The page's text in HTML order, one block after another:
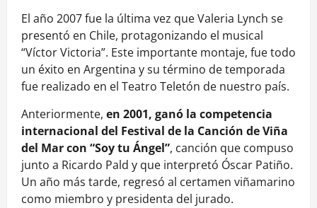
El año 2007 fue la última vez que Valeria Lynch se
presentó en Chile, protagonizando el musical
“Víctor Victoria”. Este importante montaje, fue todo
un éxito en Argentina y su término de temporada
fue realizado en el Teatro Teletón de nuestro país.
Anteriormente, en 2001, ganó la competencia
internacional del Festival de la Canción de Viña
del Mar con “Soy tu Ángel”, canción que compuso
junto a Ricardo Pald y que interpretó Óscar Patiño.
Un año más tarde, regresó al certamen viñamarino
como miembro y presidenta del jurado.